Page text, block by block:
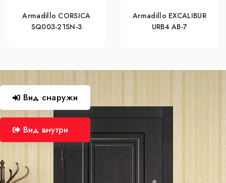
Armadillo CORSICA
SQ003-21SN-3
Armadillo EXCALIBUR
URB4 АВ-7
Вид снаружи
Вид внутри